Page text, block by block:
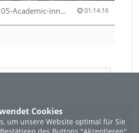
Cookies
um unsere Website optimal für Sie
des Buttons "Akzeptieren"
08-ICF26-Session 05-Academic-innovation-meets-international-cooperation-53529531670001791 01:14:16